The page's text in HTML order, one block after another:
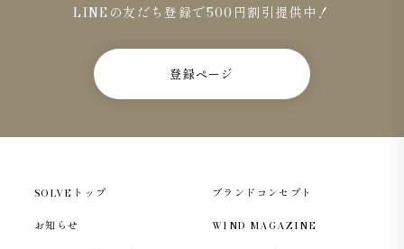
LINEの友だち登録で500円割引提供中！
登録ページ
SOLVEトップ ブランドコンセプト
お知らせ WIND MAGAZINE